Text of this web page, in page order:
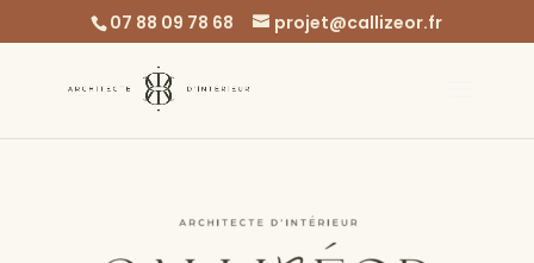
07 88 09 78 68 projet@callizeor.fr